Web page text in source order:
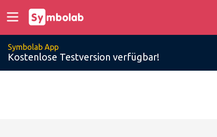
Symbolab App
Kostenlose Testversion verfügbar!